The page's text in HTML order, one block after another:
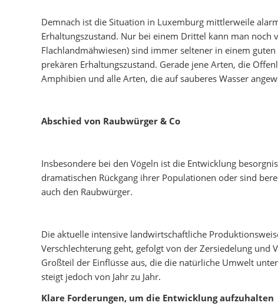
Demnach ist die Situation in Luxemburg mittlerweile
Erhaltungszustand. Nur bei einem Drittel kann man noch
Flachlandmähwiesen) sind immer seltener in einem
prekären Erhaltungszustand. Gerade jene Arten, die
Amphibien und alle Arten, die auf sauberes Wasser
Abschied von Raubwürger & Co
Insbesondere bei den Vögeln ist die Entwicklung
dramatischen Rückgang ihrer Populationen oder sind
auch den Raubwürger.
Die aktuelle intensive landwirtschaftliche
Verschlechterung geht, gefolgt von der Zersiedelung und
Großteil der Einflüsse aus, die die natürliche Umwelt
steigt jedoch von Jahr zu Jahr.
Klare Forderungen, um die Entwicklung aufzuhalten